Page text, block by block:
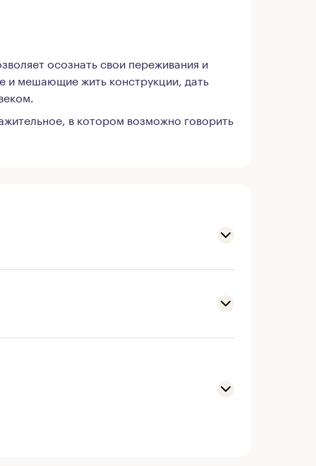
осознать свои переживания и
и мешающие жить конструкции, дать
в котором возможно говорить